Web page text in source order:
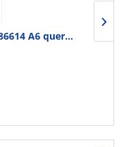
A6 quer...